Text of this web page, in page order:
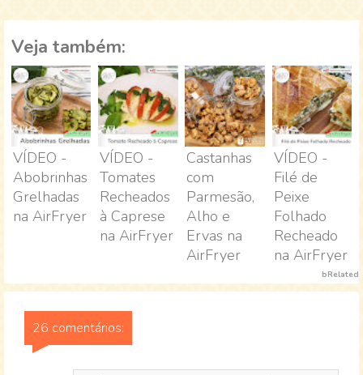
Veja também:
VÍDEO -
Abobrinhas
Grelhadas
na AirFryer
VÍDEO -
Tomates
Recheados
à Caprese
na AirFryer
Castanhas
com
Parmesão,
Alho e
Ervas na
AirFryer
VÍDEO -
Filé de
Peixe
Folhado
Recheado
na AirFryer
bRelated
26 comentários: